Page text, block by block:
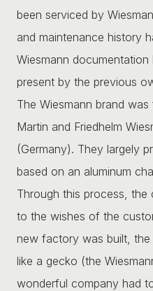
been serviced by
and maintenance history
Wiesmann
present by the previous
The Wiesmann brand
Martin and Friedhelm
(Germany). They largely
based on an aluminum
Through this process, the
to the wishes of the
new factory was built,
like a gecko (the
wonderful company had